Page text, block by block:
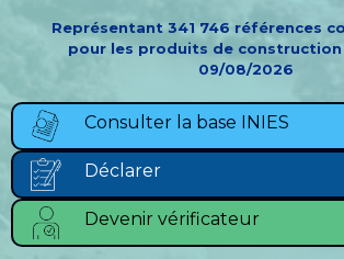
Représentant 341 746 références
pour les produits de construction
09/08/2026
Consulter la base INIES
Déclarer
Devenir vérificateur